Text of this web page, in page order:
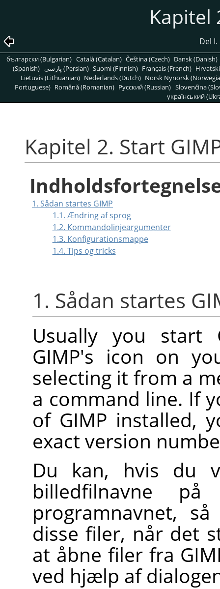
Kapitel
Del
български (Bulgarian) Català (Catalan) Čeština (Czech) Dansk (Danish)
(Spanish)
پارسی (Persian) Suomi (Finnish) Français (French)
Lietuvis (Lithuanian) Nederlands (Dutch) Norsk Nynorsk
Portuguese) Română (Romanian) Pусский (Russian) Slovenčina
український
Kapitel 2. Start
1. Sådan startes GIMP
1.1. Ændring af sprog
1.2. Kommandolinjeargumenter
1.3. Konfigurationsmappe
1.4. Tips og tricks
1. Sådan startes
Usually you start
GIMP's icon on
selecting it from a
a command line. If
of GIMP installed,
exact version
Du kan, hvis du
billedfilnavne på
programnavnet,
disse filer, når det
at åbne filer fra
ved hjælp af